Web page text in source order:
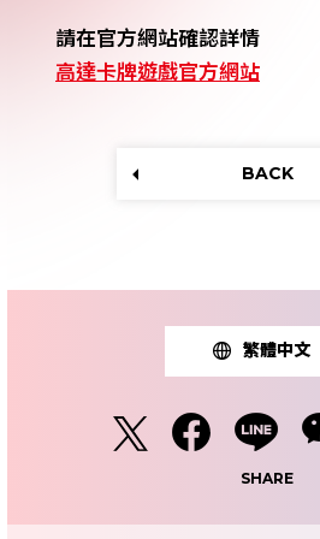
請在官方網站確認詳情
高達卡牌遊戲官方網站
BACK
繁體中文
SHARE